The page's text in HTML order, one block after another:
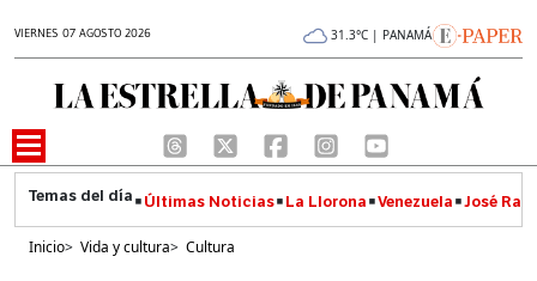
VIERNES 07 AGOSTO 2026 31.3°C | PANAMÁ
Últimas Noticias La Llorona Venezuela José
Inicio> Vida y cultura> Cultura